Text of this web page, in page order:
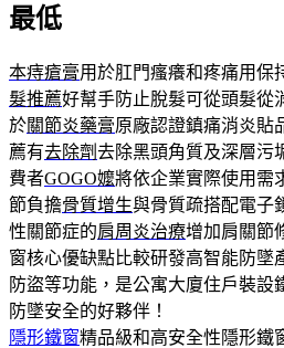
最低
本痔瘡膏用於肛門瘙癢和疼痛用保
髮推薦好幫手防止脫髮可從頭髮從
於關節炎藥膏原廠認證鎮痛消炎貼
薦有去除劑去除黑頭角質及深層污
費者GOGO嬤將依企業實際使用需
節負擔骨質增生與骨質疏搭配電子
性關節症的肩周炎治療增加肩關節
窗核心優缺點比較研發高智能防墜
防盜等功能，是公寓大廈住戶裝設
防墜安全的好夥伴！
隱形鐵窗精品級和高安全性隱形鐵